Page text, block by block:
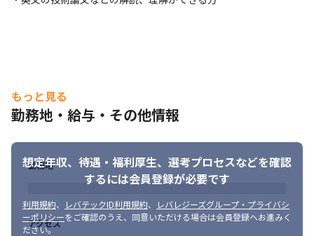
もっと見る
勤務地・給与・その他情報
想定年収、待遇・福利厚生、 選考プロセスなどを確認
するには会員登録が必要です
利用規約、 レバテックID利用規約、
レバレジーズグループ・プライバシ
ーポリシーをご確認のうえ、同意いただける場合は会員登録へお進みく
ださい。
勤務地
アクセス